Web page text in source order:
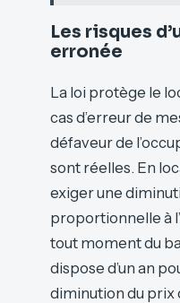
Les risques
erronée
La loi protège le
cas d’erreur de
défaveur de
sont réelles. En
exiger une
proportionnelle à
tout moment du
dispose d’un an
diminution du prix